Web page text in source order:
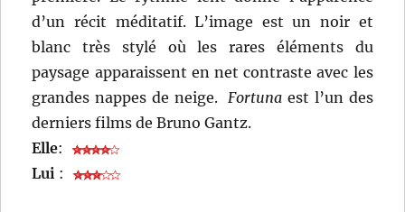
d’un récit méditatif. L’image est un noir et
blanc très stylé où les rares éléments du
paysage apparaissent en net contraste avec les
grandes nappes de neige.Fortuna est l’un des
derniers films de Bruno Gantz.
Elle:
Lui :